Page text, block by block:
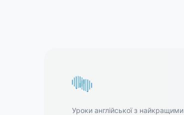
Уроки англійської з найкращими